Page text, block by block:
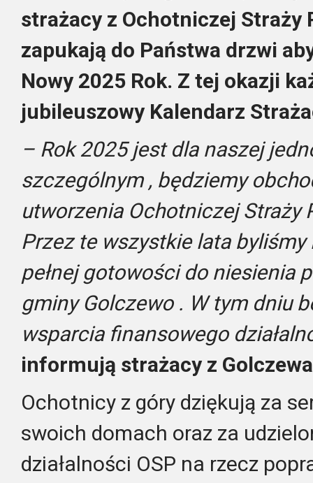
strażacy z Ochotniczej Straży
zapukają do Państwa drzwi
Nowy 2025 Rok. Z tej okazji
jubileuszowy Kalendarz
– Rok 2025 jest dla naszej
szczególnym , będziemy
utworzenia Ochotniczej Straży
Przez te wszystkie lata
pełnej gotowości do niesienia
gminy Golczewo . W tym dniu
wsparcia finansowego
informują strażacy z
Ochotnicy z góry dziękują za
swoich domach oraz za
działalności OSP na rzecz